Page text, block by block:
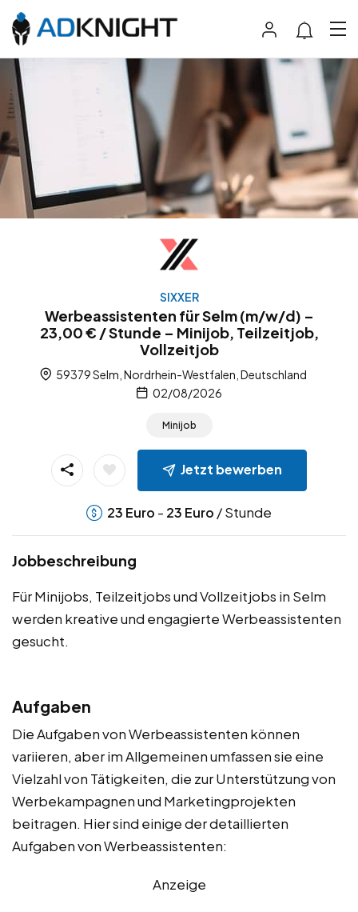
SIXXER
Werbeassistenten für Selm (m/w/d) –
23,00 € / Stunde – Minijob, Teilzeitjob,
Vollzeitjob
59379 Selm, Nordrhein-Westfalen, Deutschland
02/08/2026
Minijob
Jetzt bewerben
23 Euro - 23 Euro / Stunde
Jobbeschreibung
Für Minijobs, Teilzeitjobs und Vollzeitjobs in Selm
werden kreative und engagierte Werbeassistenten
gesucht.
Aufgaben
Die Aufgaben von Werbeassistenten können
variieren, aber im Allgemeinen umfassen sie eine
Vielzahl von Tätigkeiten, die zur Unterstützung von
Werbekampagnen und Marketingprojekten
beitragen. Hier sind einige der detaillierten
Aufgaben von Werbeassistenten:
Anzeige